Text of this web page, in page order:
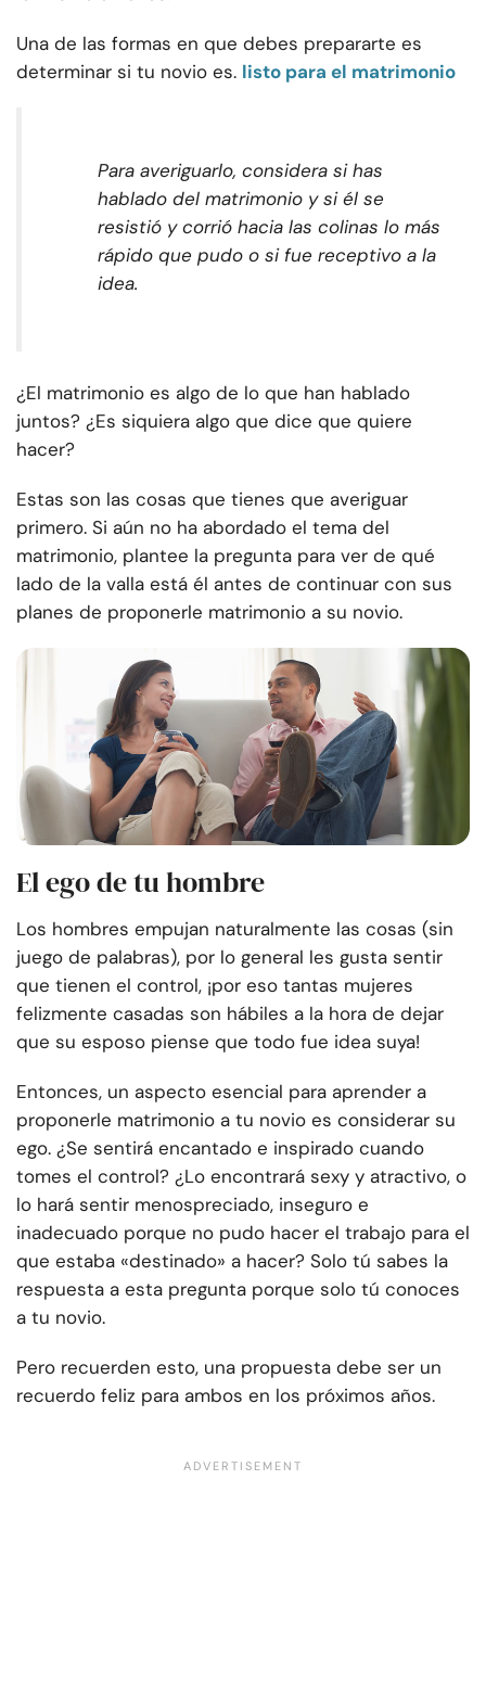
Una de las formas en que debes prepararte es
determinar si tu novio es. listo para el matrimonio
Para averiguarlo, considera si has
hablado del matrimonio y si él se
resistió y corrió hacia las colinas lo más
rápido que pudo o si fue receptivo a la
idea.
¿El matrimonio es algo de lo que han hablado
juntos? ¿Es siquiera algo que dice que quiere
hacer?
Estas son las cosas que tienes que averiguar
primero. Si aún no ha abordado el tema del
matrimonio, plantee la pregunta para ver de qué
lado de la valla está él antes de continuar con sus
planes de proponerle matrimonio a su novio.
El ego de tu hombre
Los hombres empujan naturalmente las cosas (sin
juego de palabras), por lo general les gusta sentir
que tienen el control, ¡por eso tantas mujeres
felizmente casadas son hábiles a la hora de dejar
que su esposo piense que todo fue idea suya!
Entonces, un aspecto esencial para aprender a
proponerle matrimonio a tu novio es considerar su
ego. ¿Se sentirá encantado e inspirado cuando
tomes el control? ¿Lo encontrará sexy y atractivo, o
lo hará sentir menospreciado, inseguro e
inadecuado porque no pudo hacer el trabajo para el
que estaba «destinado» a hacer? Solo tú sabes la
respuesta a esta pregunta porque solo tú conoces
a tu novio.
Pero recuerden esto, una propuesta debe ser un
recuerdo feliz para ambos en los próximos años.